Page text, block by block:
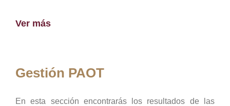
Ver más
Gestión PAOT
En esta sección encontrarás los resultados de las